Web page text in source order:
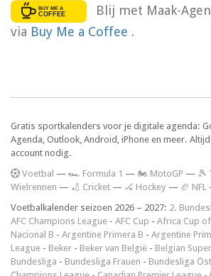
Blij met Maak-
via Buy Me a Coffee .
Gratis sportkalenders voor je digitale agenda:
Agenda, Outlook, Android, iPhone en meer.
account nodig.
Voetbal — 🏎️ Formula 1 — 🏍 MotoGP — 🎾
Wielrennen — 🏏 Cricket — 🏑 Hockey — 🏈 NFL
Voetbalkalender seizoen 2026 – 2027: 2.
AFC Champions League - AFC Cup - Africa Cup
Nacional B - Argentine Primera B - Argentine
League - Beker - Beker van België - Belgian
Bundesliga - Bundesliga Frauen - Bundesliga